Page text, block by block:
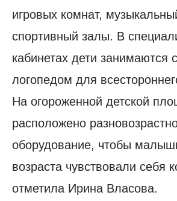
игровых комнат,
спортивный залы. В
кабинетах дети занимаются
логопедом для
На огороженной детской
расположено
оборудование, чтобы
возраста чувствовали себя
отметила Ирина Власова.